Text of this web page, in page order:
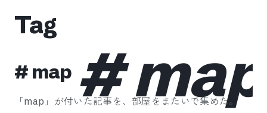
#map
Tag
# map
「map 」が付いた記事を、部屋をまたいで集めた。